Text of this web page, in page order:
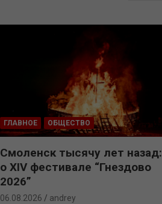
ГЛАВНОЕ ОБЩЕСТВО
Смоленск тысячу лет назад:
о XIV фестивале “Гнездово
2026”
06.08.2026 andrey